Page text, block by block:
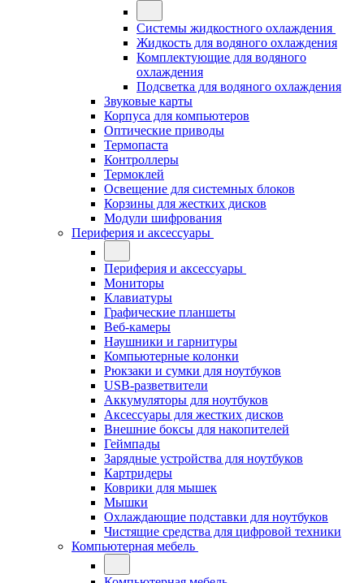
Системы жидкостного охлаждения
Жидкость для водяного охлаждения
Комплектующие для водяного
охлаждения
Подсветка для водяного охлаждения
Звуковые карты
Корпуса для компьютеров
Оптические приводы
Термопаста
Контроллеры
Термоклей
Освещение для системных блоков
Корзины для жестких дисков
Модули шифрования
Периферия и аксессуары
Периферия и аксессуары
Мониторы
Клавиатуры
Графические планшеты
Веб-камеры
Наушники и гарнитуры
Компьютерные колонки
Рюкзаки и сумки для ноутбуков
USB-разветвители
Аккумуляторы для ноутбуков
Аксессуары для жестких дисков
Внешние боксы для накопителей
Геймпады
Зарядные устройства для ноутбуков
Картридеры
Коврики для мышек
Мышки
Охлаждающие подставки для ноутбуков
Чистящие средства для цифровой техники
Компьютерная мебель